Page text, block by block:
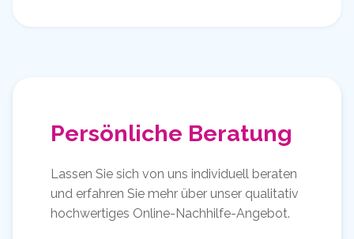
Persönliche Beratung
Lassen Sie sich von uns individuell beraten
und erfahren Sie mehr über unser qualitativ
hochwertiges Online-Nachhilfe-Angebot.